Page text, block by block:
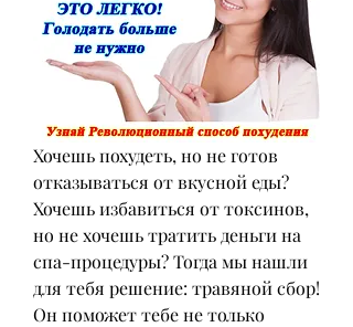
Хочешь похудеть, но не готов
отказываться от вкусной еды?
Хочешь избавиться от токсинов,
но не хочешь тратить деньги на
спа-процедуры? Тогда мы нашли
для тебя решение: травяной сбор!
Он поможет тебе не только